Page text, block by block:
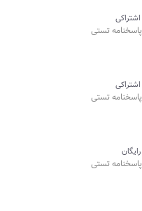
اشتراکی
پاسخنامه تستی
اشتراکی
پاسخنامه تستی
رایگان
پاسخنامه تستی